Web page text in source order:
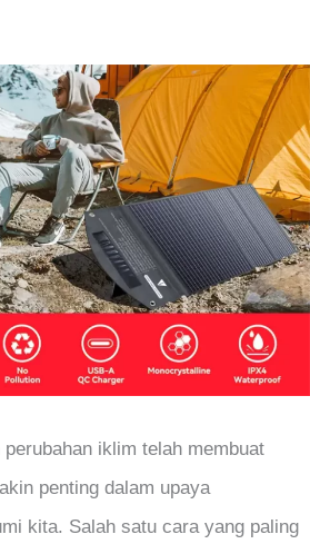
perubahan iklim telah membuat
penting dalam upaya
kita. Salah satu cara yang paling